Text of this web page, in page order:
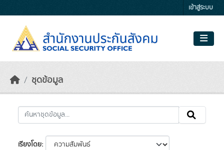
เข้าสู่ระบบ
ชุดข้อมูล
เรียงโดย